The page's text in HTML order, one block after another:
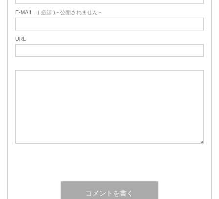
E-MAIL ( 必須 ) - 公開されません -
URL